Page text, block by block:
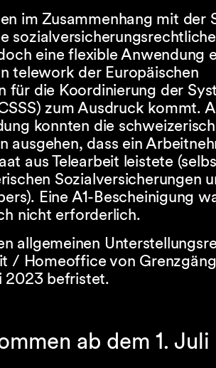
im Zusammenhang mit der
eine flexible Anwendung
telework der Europäischen
für die Koordinierung der
zum Ausdruck kommt.
konnten die
ausgehen, dass ein
aus Telearbeit leistete
Sozialversicherungen
Eine A1-Bescheinigung
nicht erforderlich.
allgemeinen
/ Homeoffice von
2023 befristet.
ab dem 1.